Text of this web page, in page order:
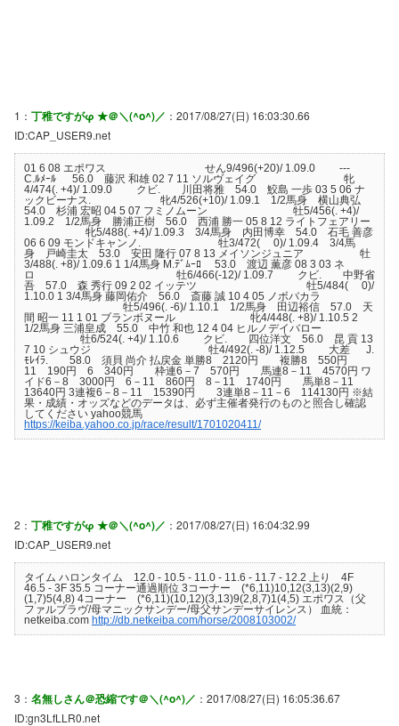
1： 丁稚ですがφ ★＠＼(^o^)／ ：2017/08/27(日) 16:03:30.66
ID:CAP_USER9.net
01 6 08 エポワス せん9/496(+20)/ 1.09.0 ---
C.ﾙﾒｰﾙ 56.0 藤沢 和雄 02 7 11 ソルヴェイグ 牝
4/474(. +4)/ 1.09.0 クビ. 川田将雅 54.0 鮫島 一歩 03 5 06 ナ
ックビーナス. 牝4/526(+10)/ 1.09.1 1/2馬身 横山典弘
54.0 杉浦 宏昭 04 5 07 フミノムーン 牡5/456(. +4)/
1.09.2 1/2馬身 勝浦正樹 56.0 西浦 勝一 05 8 12 ライトフェアリー
牝5/488(. +4)/ 1.09.3 3/4馬身 内田博幸 54.0 石毛 善彦
06 6 09 モンドキャンノ. 牡3/472( 0)/ 1.09.4 3/4馬
身 戸崎圭太 53.0 安田 隆行 07 8 13 メイソンジュニア 牡
3/488(. +8)/ 1.09.6 1 1/4馬身 M.ﾃﾞﾑｰﾛ 53.0 渡辺 薫彦 08 3 03 ネ
ロ 牡6/466(-12)/ 1.09.7 クビ. 中野省
吾 57.0 森 秀行 09 2 02 イッテツ 牡5/484( 0)/
1.10.0 1 3/4馬身 藤岡佑介 56.0 斎藤 誠 10 4 05 ノボバカラ
牡5/496(. -6)/ 1.10.1 1/2馬身 田辺裕信 57.0 天
間 昭一 11 1 01 ブランボヌール 牝4/448(. +8)/ 1.10.5 2
1/2馬身 三浦皇成 55.0 中竹 和也 12 4 04 ヒルノデイバロー
牡6/524(. +4)/ 1.10.6 クビ. 四位洋文 56.0 昆 貢 13
7 10 シュウジ 牡4/492(. -8)/ 1.12.5 大差 J.
ﾓﾚｲﾗ. 58.0 須貝 尚介 払戻金 単勝8 2120円 複勝8 550円
11 190円 6 340円 枠連6－7 570円 馬連8－11 4570円 ワ
イド6－8 3000円 6－11 860円 8－11 1740円 馬単8－11
13640円 3連複6－8－11 15390円 3連単8－11－6 114130円 ※結
果・成績・オッズなどのデータは、必ず主催者発行のものと照合し確認
してください yahoo競馬
https://keiba.yahoo.co.jp/race/result/1701020411/
2： 丁稚ですがφ ★＠＼(^o^)／ ：2017/08/27(日) 16:04:32.99
ID:CAP_USER9.net
タイム ハロンタイム 12.0 - 10.5 - 11.0 - 11.6 - 11.7 - 12.2 上り 4F
46.5 - 3F 35.5 コーナー通過順位 3コーナー (*6,11)10,12(3,13)(2,9)
(1,7)5(4,8) 4コーナー (*6,11)(10,12)(3,13)9(2,8,7)1(4,5) エポワス（父
ファルブラヴ/母マニックサンデー/母父サンデーサイレンス） 血統：
netkeiba.com http://db.netkeiba.com/horse/2008103002/
3： 名無しさん＠恐縮です＠＼(^o^)／ ：2017/08/27(日) 16:05:36.67
ID:gn3LfLLR0.net